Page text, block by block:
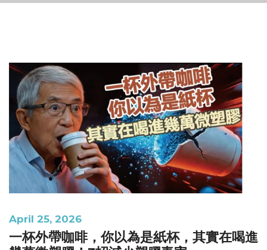
April 25, 2026
一杯外帶咖啡，你以為是紙杯，其實在喝進